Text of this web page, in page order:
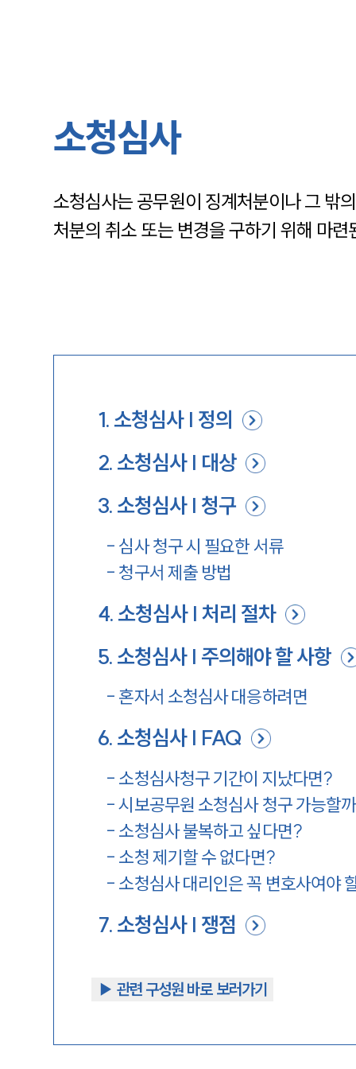
소청심사
소청심사는 공무원이 징계처분이나 그 밖
처분의 취소 또는 변경을 구하기 위해 마련
1. 소청심사 | 정의
2. 소청심사 | 대상
3. 소청심사 | 청구
- 심사 청구 시 필요한 서류
- 청구서 제출 방법
4. 소청심사 | 처리 절차
5. 소청심사 | 주의해야 할 사항
- 혼자서 소청심사 대응하려면
6. 소청심사 | FAQ
- 소청심사청구 기간이 지났다면?
-시보공무원 소청심사 청구 가능할
- 소청심사 불복하고 싶다면?
- 소청 제기할 수 없다면?
- 소청심사 대리인은 꼭 변호사여야
7. 소청심사 | 쟁점
▶︎ 관련 구성원 바로 보러가기